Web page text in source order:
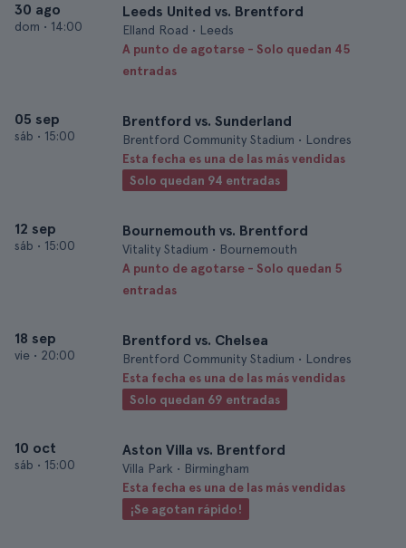
30 ago
dom • 14:00
Leeds United vs. Brentford
Elland Road • Leeds
A punto de agotarse - Solo quedan 45
entradas
05 sep
sáb • 15:00
Brentford vs. Sunderland
Brentford Community Stadium • Londres
Esta fecha es una de las más vendidas
Solo quedan 94 entradas
12 sep
sáb • 15:00
Bournemouth vs. Brentford
Vitality Stadium • Bournemouth
A punto de agotarse - Solo quedan 5
entradas
18 sep
vie • 20:00
Brentford vs. Chelsea
Brentford Community Stadium • Londres
Esta fecha es una de las más vendidas
Solo quedan 69 entradas
10 oct
sáb • 15:00
Aston Villa vs. Brentford
Villa Park • Birmingham
Esta fecha es una de las más vendidas
¡Se agotan rápido!